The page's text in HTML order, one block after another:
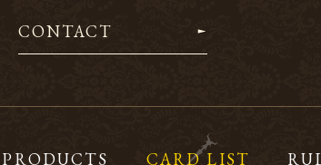
CONTACT
PRODUCTS CARD LIST